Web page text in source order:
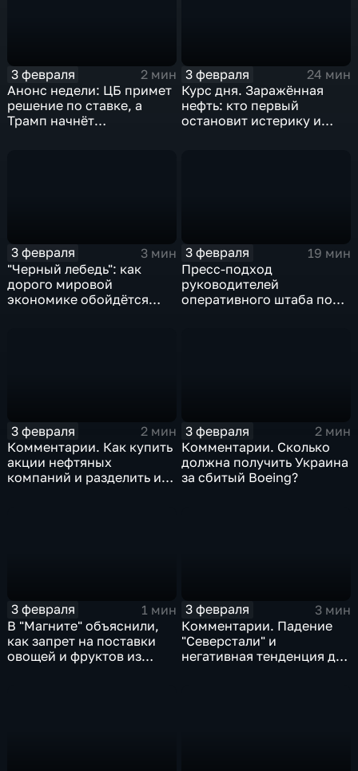
3 февраля
2 мин
Анонс недели: ЦБ примет
решение по ставке, а
Трамп начнёт
3 февраля
24 мин
Курс дня. Заражённая
нефть: кто первый
остановит истерику и
3 февраля
3 мин
"Черный лебедь": как
дорого мировой
экономике обойдётся
3 февраля
19 мин
Пресс-подход
руководителей
оперативного штаба по
3 февраля
2 мин
Комментарии. Как купить
акции нефтяных
компаний и разделить их
3 февраля
2 мин
Комментарии. Сколько
должна получить Украина
за сбитый Boeing?
3 февраля
1 мин
В "Магните" объяснили,
как запрет на поставки
овощей и фруктов из
3 февраля
3 мин
Комментарии. Падение
"Северстали" и
негативная тенденция для